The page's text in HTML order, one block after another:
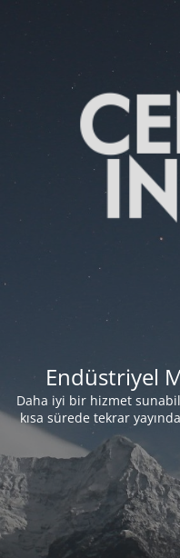
Endüstriyel
Daha iyi bir hizmet
kısa sürede tekrar